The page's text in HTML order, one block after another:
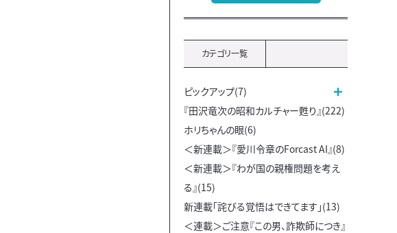
カテゴリ一覧
ピックアップ(7)
『田沢竜次の昭和カルチャー甦り』(222)
ホリちゃんの眼(6)
＜新連載＞『愛川令章のForcast AI』(8)
＜新連載＞『わが国の親権問題を考え
る』(15)
新連載「詫びる覚悟はできてます」(13)
＜連載＞ご注意『この男、詐欺師につき』